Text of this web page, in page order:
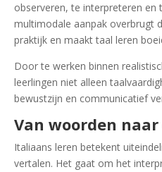
observeren, te interpreteren en
multimodale aanpak overbrugt
praktijk en maakt taal leren
Door te werken binnen
leerlingen niet alleen
bewustzijn en communicatief
Van woorden
Italiaans leren betekent
vertalen. Het gaat om het